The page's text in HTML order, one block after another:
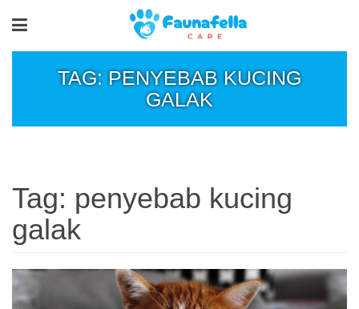
TAG: PENYEBAB KUCING
GALAK
Tag: penyebab kucing
galak